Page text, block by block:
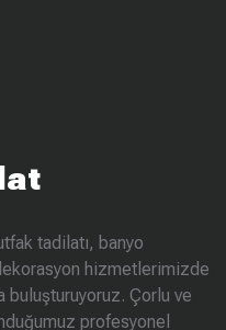
tadilatı, banyo
hizmetlerimizde
Çorlu ve
profesyonel